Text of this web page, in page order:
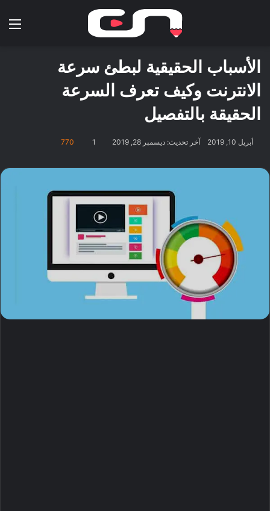
الأسباب الحقيقية لبطئ سرعة
الانترنت وكيف تعرف السرعة
الحقيقة بالتفصيل
أبريل 10, 2019 آخر تحديث: ديسمبر 28, 2019 1
770